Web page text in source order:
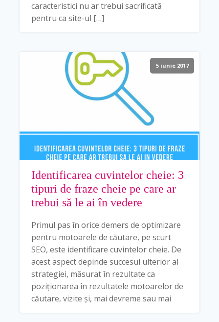
caracteristici nu ar trebui sacrificată
pentru ca site-ul […]
5 iunie 2017
Identificarea cuvintelor cheie: 3
tipuri de fraze cheie pe care ar
trebui să le ai în vedere
Primul pas în orice demers de optimizare
pentru motoarele de căutare, pe scurt
SEO, este identificare cuvintelor cheie. De
acest aspect depinde succesul ulterior al
strategiei, măsurat în rezultate ca
poziționarea în rezultatele motoarelor de
căutare, vizite și, mai devreme sau mai